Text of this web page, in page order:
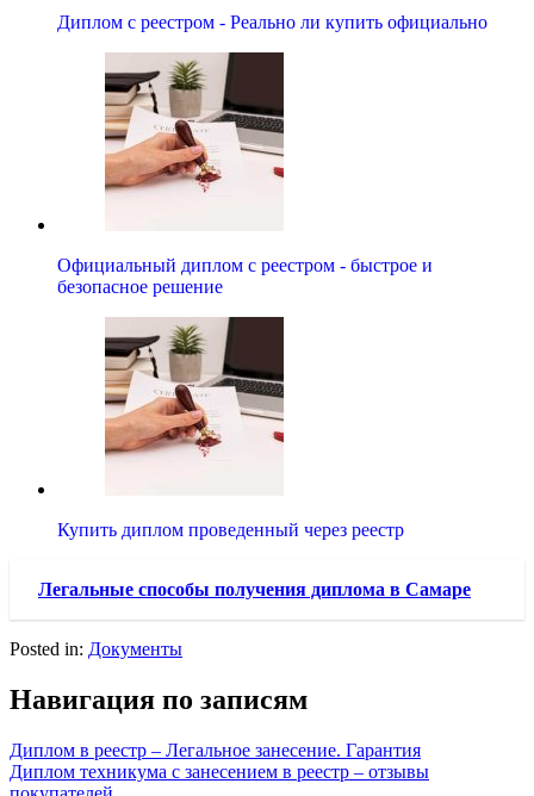
Иван К., 27 лет: Я долго сидел без работы, пока не
с реестромв надежнойкомпании
настоящий документ
и смог пройти собеседование
зарабатываю на 20% больше, чем раньше!
От подсобного рабочего до офисного
специалиста
Мария Л., 33 года: Я долго работала на низкооплачиваемой
работе, пока неприобрела диплом
diplomirovans.com/диплом-с-реестром-купить/
этому я смогла устроиться на должность офисного
специалиста с хорошим окладом. Теперь я счастлива, что
сделала этотшаг к успешной карьере
Диплом с реестром - Купить. Цена, гарантия
подлинности